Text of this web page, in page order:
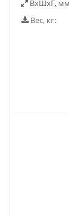
ВxШxГ,
Вес, кг: